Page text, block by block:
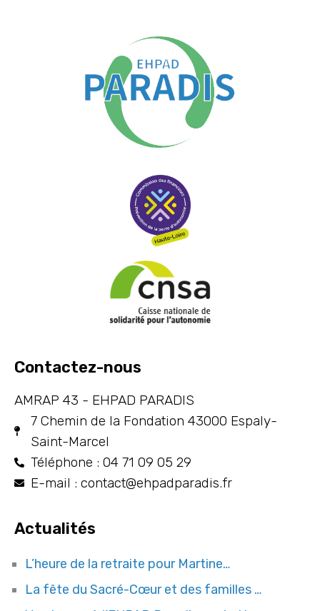
Contactez-nous
AMRAP 43 - EHPAD PARADIS
7 Chemin de la Fondation 43000 Espaly-
Saint-Marcel
Téléphone : 04 71 09 05 29
E-mail : contact@ehpadparadis.fr
Actualités
L’heure de la retraite pour Martine…
La fête du Sacré-Cœur et des familles …